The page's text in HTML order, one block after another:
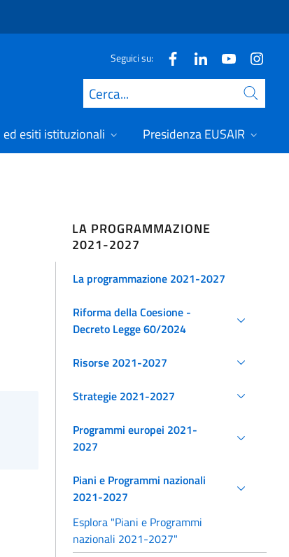
Seguici su:
Cerca
esiti istituzionali Presidenza EUSAIR
LA PROGRAMMAZIONE
2021-2027
La programmazione 2021-2027
Riforma della Coesione -
Decreto Legge 60/2024
Risorse 2021-2027
Strategie 2021-2027
Programmi europei 2021-
2027
Piani e Programmi nazionali
2021-2027
Esplora "Piani e Programmi
nazionali 2021-2027"